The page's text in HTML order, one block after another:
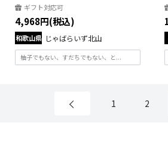
ギフト対応可
4,968円(税込)
和歌山県 じゃばらいず北山
柚子でもない、すだちでもない、と...
1 2